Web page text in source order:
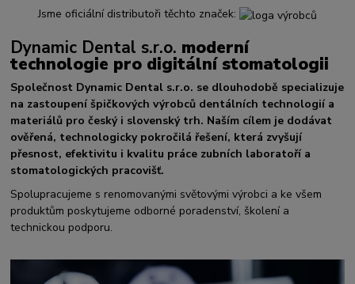
Jsme oficiální distributoři těchto značek:
Dynamic Dental s.r.o. moderní
technologie pro digitální stomatologii
Společnost Dynamic Dental s.r.o. se dlouhodobě specializuje
na zastoupení špičkových výrobců dentálních technologií a
materiálů pro český i slovenský trh. Naším cílem je dodávat
ověřená, technologicky pokročilá řešení, která zvyšují
přesnost, efektivitu i kvalitu práce zubních laboratoří a
stomatologických pracovišť.
Spolupracujeme s renomovanými světovými výrobci a ke všem
produktům poskytujeme odborné poradenství, školení a
technickou podporu.